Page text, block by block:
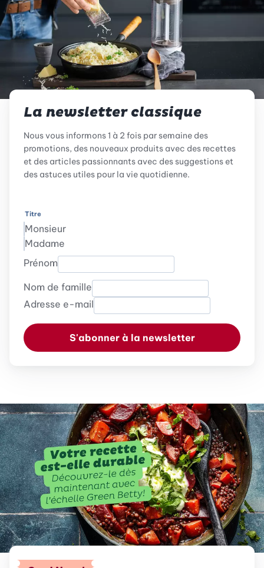
La newsletter classique
Nous vous informons 1 à 2 fois par semaine des
promotions, des nouveaux produits avec des recettes
et des articles passionnants avec des suggestions et
des astuces utiles pour la vie quotidienne.
Titre
Monsieur
Madame
Prénom
Nom de famille
Adresse e-mail
S'abonner à la newsletter